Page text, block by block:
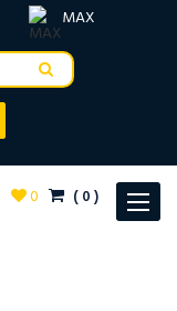
MAX
Toggle
0 (0)